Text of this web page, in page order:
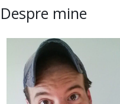
Despre mine